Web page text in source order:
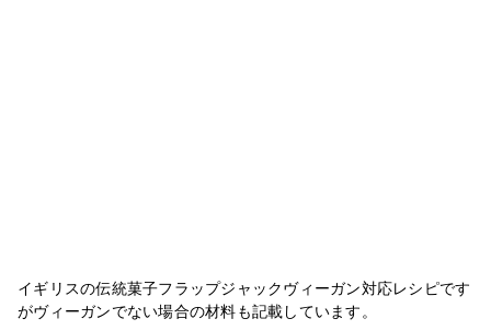
イギリスの伝統菓子フラップジャックヴィーガン対応レシピです
がヴィーガンでない場合の材料も記載しています。